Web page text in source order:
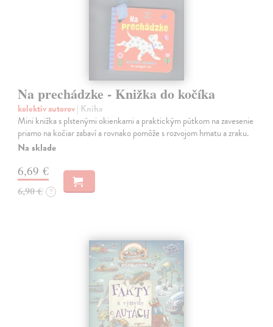
Na prechádzke - Knižka do kočíka
kolektív autorov| Kniha
Mini knižka s plstenými okienkami a praktickým pútkom na zavesenie
priamo na kočiar zabaví a rovnako pomôže s rozvojom hmatu a zraku.
Na sklade
6,69 €
6,90 € ?